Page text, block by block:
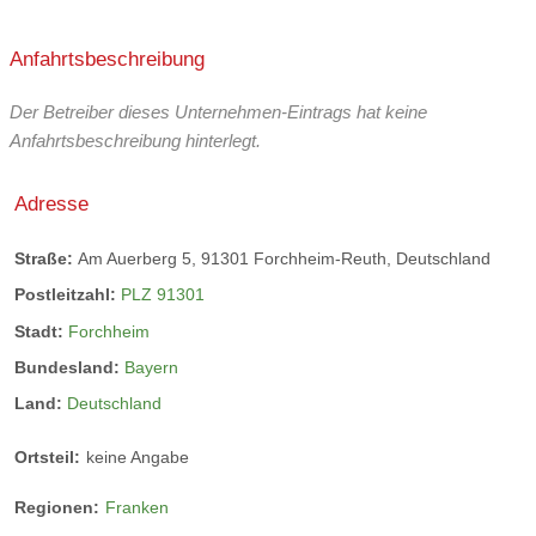
Lieferung via Video-Telefonie
Anfahrtsbeschreibung
Der Betreiber dieses Unternehmen-Eintrags hat keine
Anfahrtsbeschreibung hinterlegt.
Adresse
Straße: Am Auerberg 5, 91301 Forchheim-Reuth, Deutschland
Postleitzahl: PLZ 91301
Stadt: Forchheim
Bundesland: Bayern
Land: Deutschland
Ortsteil: keine Angabe
Regionen: Franken